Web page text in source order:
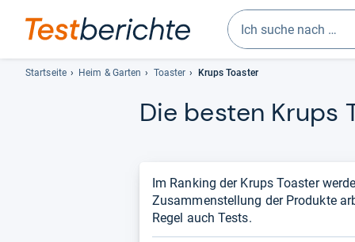
Geben
Sie
drei
Zeichen
erscheinen
automatisch
und
Startseite Heim & Garten Toaster Krups Toaster
Die bes­ten Krups
Im Ranking der Krups Toaster
Zusammenstellung der Produkte
Regel auch Tests.